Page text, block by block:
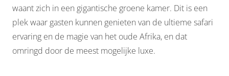
waant zich in een gigantische groene kamer. Dit is een
plek waar gasten kunnen genieten van de ultieme safari
ervaring en de magie van het oude Afrika, en dat
omringd door de meest mogelijke luxe.